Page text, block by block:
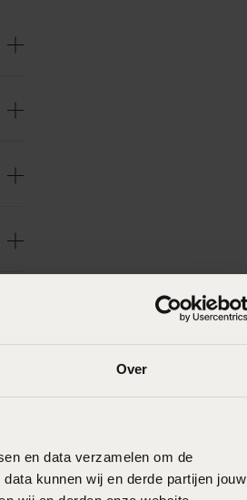
Over
en data verzamelen om de
kunnen wij en derde partijen jouw